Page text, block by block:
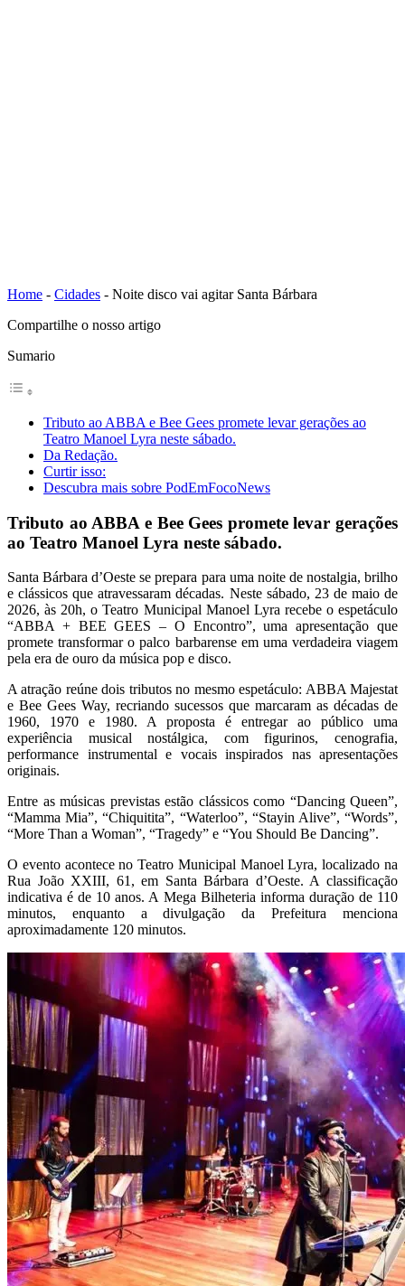
Home - Cidades - Noite disco vai agitar Santa Bárbara
Compartilhe o nosso artigo
Sumario
Tributo ao ABBA e Bee Gees promete levar gerações ao
Teatro Manoel Lyra neste sábado.
Da Redação.
Curtir isso:
Descubra mais sobre PodEmFocoNews
Tributo ao ABBA e Bee Gees promete levar gerações
ao Teatro Manoel Lyra neste sábado.
Santa Bárbara d’Oeste se prepara para uma noite de nostalgia, brilho
e clássicos que atravessaram décadas. Neste sábado, 23 de maio de
2026, às 20h, o Teatro Municipal Manoel Lyra recebe o espetáculo
“ABBA + BEE GEES – O Encontro”, uma apresentação que
promete transformar o palco barbarense em uma verdadeira viagem
pela era de ouro da música pop e disco.
A atração reúne dois tributos no mesmo espetáculo: ABBA Majestat
e Bee Gees Way, recriando sucessos que marcaram as décadas de
1960, 1970 e 1980. A proposta é entregar ao público uma
experiência musical nostálgica, com figurinos, cenografia,
performance instrumental e vocais inspirados nas apresentações
originais.
Entre as músicas previstas estão clássicos como “Dancing Queen”,
“Mamma Mia”, “Chiquitita”, “Waterloo”, “Stayin Alive”, “Words”,
“More Than a Woman”, “Tragedy” e “You Should Be Dancing”.
O evento acontece no Teatro Municipal Manoel Lyra, localizado na
Rua João XXIII, 61, em Santa Bárbara d’Oeste. A classificação
indicativa é de 10 anos. A Mega Bilheteria informa duração de 110
minutos, enquanto a divulgação da Prefeitura menciona
aproximadamente 120 minutos.